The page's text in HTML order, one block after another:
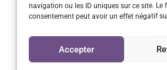
navigation ou les ID uniques sur ce site.
consentement peut avoir un effet négatif
Accepter